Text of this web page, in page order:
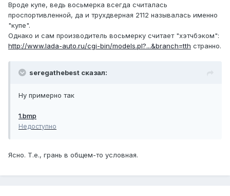
Вроде купе, ведь восьмерка всегда считалась
проспортивленной, да и трухдверная 2112 называлась именно
"купе".
Однако и сам производитель восьмерку считает "хэтчбэком":
http://www.lada-auto.ru/cgi-bin/models.pl?...&branch=tth странно.
seregathebest сказал:
Ну примерно так
1.bmp
Недоступно
Ясно. Т.е., грань в общем-то условная.